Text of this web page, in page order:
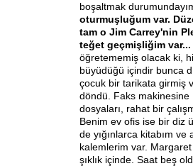
boşaltmak
oturmuşluğum var.
tam o Jim Carrey'nin
teğet geçmişliğim var...
öğretememiş olacak ki,
büyüdüğü içindir bunca
çocuk bir tarikata girmiş
döndü. Faks makinesine
dosyaları, rahat bir
Benim ev ofis ise bir diz
de yığınlarca kitabım
kalemlerim var.
şıklık içinde. Saat beş